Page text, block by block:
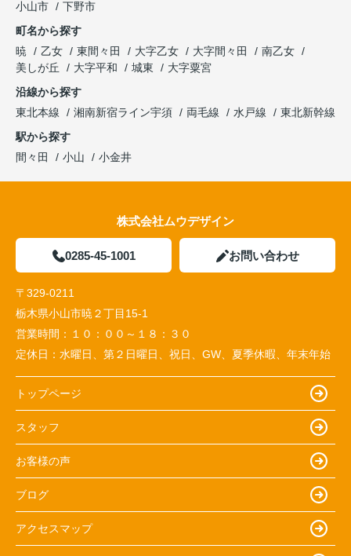
小山市
下野市
町名から探す
暁
乙女 東間々田 大字乙女 大字間々田
南乙女
美しが丘
大字平和 城東
大字粟宮
沿線から探す
東北本線
湘南新宿ライン宇須 両毛線 水戸線
東北新幹線
駅から探す
間々田
小山 小金井
株式会社ムウデザイン
0285-45-1001 お問い合わせ
〒329-0211
栃木県小山市暁２丁目15-1
営業時間： １０：００～１８：３０
定休日： 水曜日、第２日曜日、祝日、GW、夏季休暇、年末年始
トップページ
スタッフ
お客様の声
ブログ
アクセスマップ